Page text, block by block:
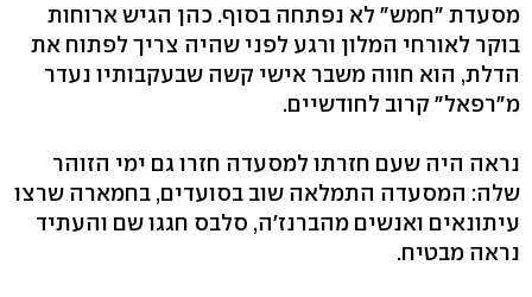
מסעדת "חמש" לא נפתחה בסוף. כהן הגיש ארוחות
בוקר לאורחי המלון ורגע לפני שהיה צריך לפתוח את
הדלת, הוא חווה משבר אישי קשה שבעקבותיו נעדר
מ"רפאל" קרוב לחודשיים.
נראה היה שעם חזרתו למסעדה חזרו גם ימי הזוהר
שלה: המסעדה התמלאה שוב בסועדים, בחמארה שרצו
עיתונאים ואנשים מהברנז'ה, סלבס חגגו שם והעתיד
נראה מבטיח.